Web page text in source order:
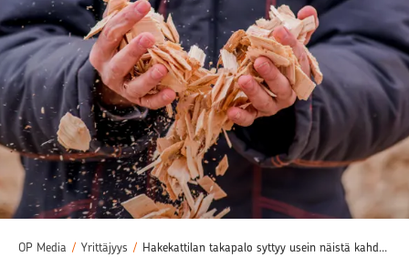
OP Media / Yrittäjyys / Hakekattilan takapalo syttyy usein näistä kahdesta syystä